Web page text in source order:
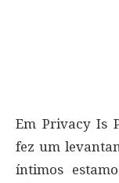
Em Privacy Is
fez um
íntimos